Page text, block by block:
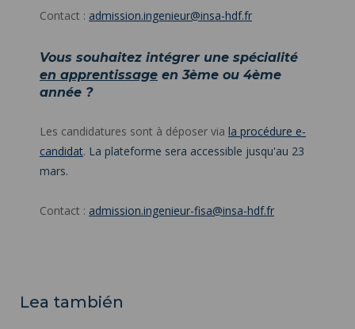
Contact : admission.ingenieur@insa-hdf.fr
Vous souhaitez intégrer une spécialité
en apprentissage en 3ème ou 4ème
année ?
Les candidatures sont à déposer via la procédure e-
candidat. La plateforme sera accessible jusqu'au 23
mars.
Contact : admission.ingenieur-fisa@insa-hdf.fr
Lea también